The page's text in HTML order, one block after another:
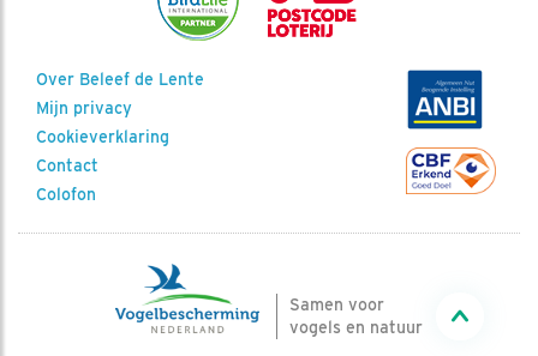
Over Beleef de Lente
Mijn privacy
Cookieverklaring
Contact
Colofon
Samen voor
vogels en natuur